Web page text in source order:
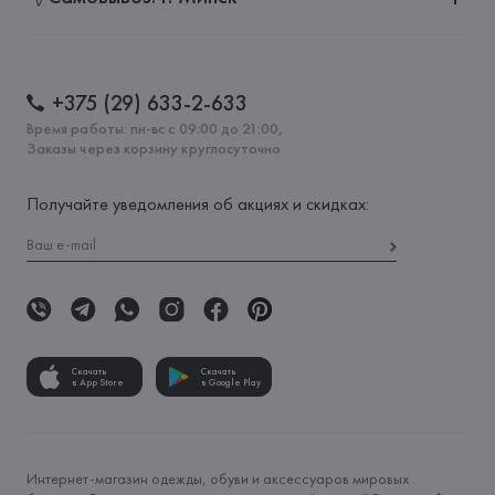
+375 (29) 633-2-633
Время работы: пн-вс с 09:00 до 21:00,
Заказы через корзину круглосуточно
Получайте уведомления об акциях и скидках:
Скачать
в App Store
Скачать
в Google Play
Интернет-магазин одежды, обуви и аксессуаров мировых